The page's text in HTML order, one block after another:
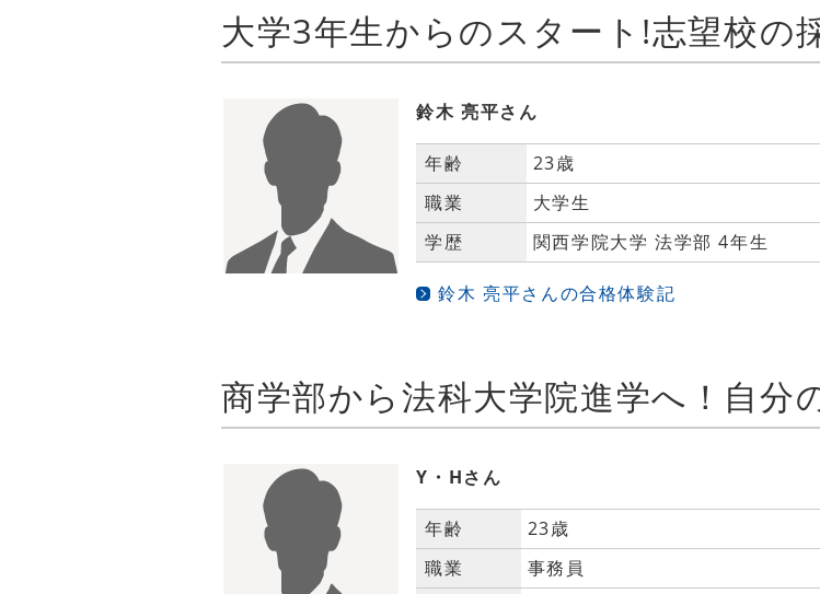
鈴木 亮平さん
年齢
23歳
職業
大学生
学歴
関西学院大学 法学部 4年生
鈴木 亮平さんの合格体験記
Y・Hさん
年齢
23歳
職業
事務員